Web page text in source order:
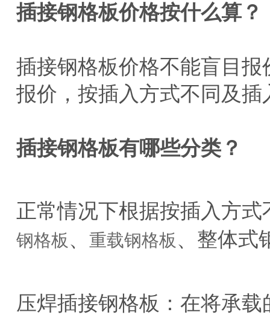
插接钢格板价格按什么算？
插接钢格板价格不能盲目
报价，按插入方式不同及插
插接钢格板有哪些分类？
正常情况下根据按插入方
钢格板、 重载钢格板、整体式
压焊插接钢格板：在将承